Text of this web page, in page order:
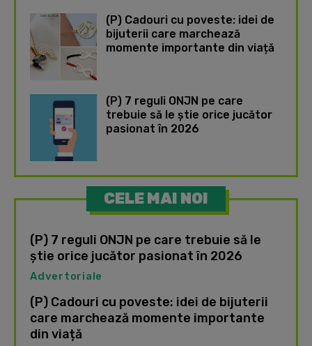
(P) Cadouri cu poveste: idei de
bijuterii care marchează
momente importante din viață
(P) 7 reguli ONJN pe care
trebuie să le știe orice jucător
pasionat în 2026
CELE MAI NOI
(P) 7 reguli ONJN pe care trebuie să le
știe orice jucător pasionat în 2026
Advertoriale
(P) Cadouri cu poveste: idei de bijuterii
care marchează momente importante
din viață